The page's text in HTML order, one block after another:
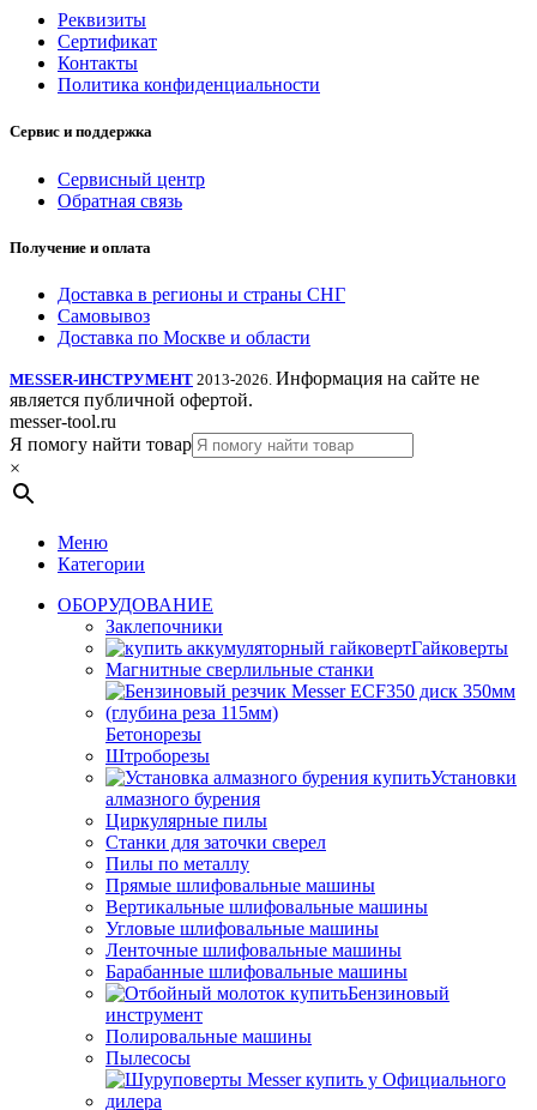
Реквизиты
Сертификат
Контакты
Политика конфиденциальности
Сервис и поддержка
Сервисный центр
Обратная связь
Получение и оплата
Доставка в регионы и страны СНГ
Самовывоз
Доставка по Москве и области
MESSER-ИНСТРУМЕНТ 2013-2026. Информация на сайте не
является публичной офертой.
messer-tool.ru
Я помогу найти товар
×
Меню
Категории
ОБОРУДОВАНИЕ
Заклепочники
Гайковерты
Магнитные сверлильные станки
Бетонорезы
Штроборезы
Установки
алмазного бурения
Циркулярные пилы
Станки для заточки сверел
Пилы по металлу
Прямые шлифовальные машины
Вертикальные шлифовальные машины
Угловые шлифовальные машины
Ленточные шлифовальные машины
Барабанные шлифовальные машины
Бензиновый
инструмент
Полировальные машины
Пылесосы